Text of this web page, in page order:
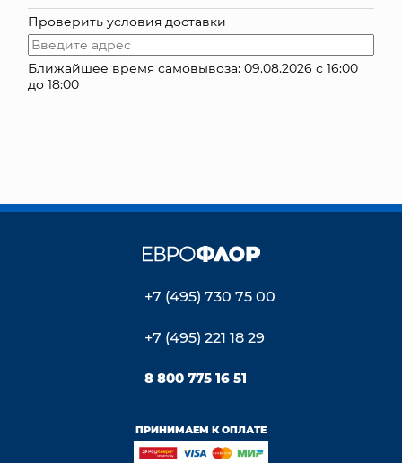
ОПТОВЫМ КЛИЕНТАМ
Проверить условия доставки
Ближайшее время самовывоза: 09.08.2026 с 16:00
до 18:00
+7 (495) 730 75 00
+7 (495) 221 18 29
8 800 775 16 51
ПРИНИМАЕМ К ОПЛАТЕ